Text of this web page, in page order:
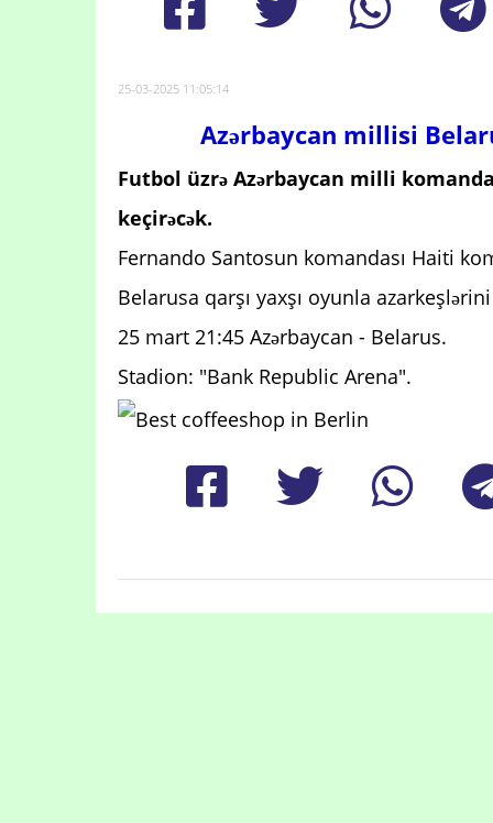
25-03-2025 11:05:14
Azərbaycan millisi
Futbol üzrə Azərbaycan milli
keçirəcək.
Fernando Santosun komandası Haiti
Belarusa qarşı yaxşı oyunla
25 mart 21:45 Azərbaycan - Belarus.
Stadion: "Bank Republic Arena".